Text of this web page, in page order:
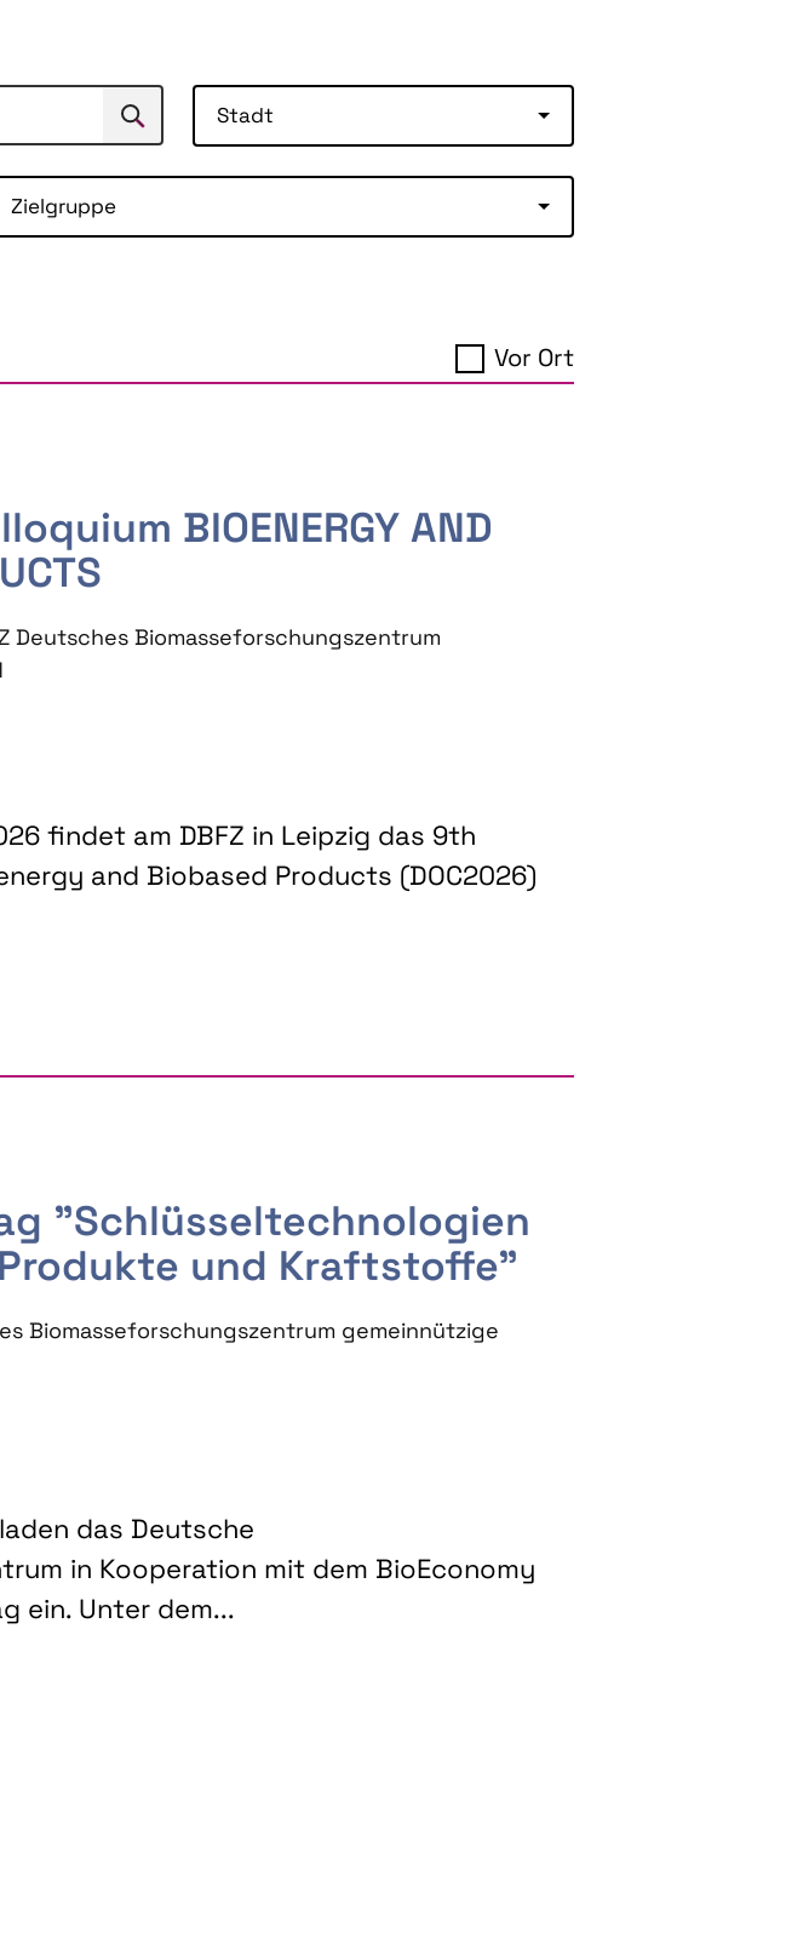
Suchen Stadt
Zielgruppe
Vor Ort
BIOENERGY AND
Deutsches Biomasseforschungszentrum
findet am DBFZ in Leipzig das 9th
and Biobased Products (DOC2026)
Colloquium BIOENERGY AND BIOBASED PRODUCTS
"Schlüsseltechnologien
und Kraftstoffe"
Biomasseforschungszentrum gemeinnützige
das Deutsche
in Kooperation mit dem BioEconomy
ein. Unter dem...
"Schlüsseltechnologien für biobasierte Produkte und Kraftstoffe"